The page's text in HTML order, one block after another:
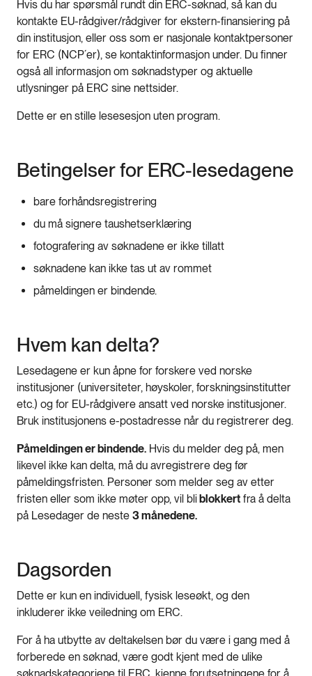
Hvis du har spørsmål rundt din ERC-søknad, så kan du
kontakte EU-rådgiver/rådgiver for ekstern-finansiering på
din institusjon, eller oss som er nasjonale kontaktpersoner
for ERC (NCP´er), se kontaktinformasjon under. Du finner
også all informasjon om søknadstyper og aktuelle
utlysninger på ERC sine nettsider.
Dette er en stille lesesesjon uten program.
Betingelser for ERC-lesedagene
bare forhåndsregistrering
du må signere taushetserklæring
fotografering av søknadene er ikke tillatt
søknadene kan ikke tas ut av rommet
påmeldingen er bindende.
Hvem kan delta?
Lesedagene er kun åpne for forskere ved norske
institusjoner (universiteter, høyskoler, forskningsinstitutter
etc.) og for EU-rådgivere ansatt ved norske institusjoner.
Bruk institusjonens e-postadresse når du registrerer deg.
Påmeldingen er bindende. Hvis du melder deg på, men
likevel ikke kan delta, må du avregistrere deg før
påmeldingsfristen. Personer som melder seg av etter
fristen eller som ikke møter opp, vil bliblokkert fra å delta
på Lesedager de neste 3 månedene.
Dagsorden
Dette er kun en individuell, fysisk leseøkt, og den
inkluderer ikke veiledning om ERC.
For å ha utbytte av deltakelsen bør du være i gang med å
forberede en søknad, være godt kjent med de ulike